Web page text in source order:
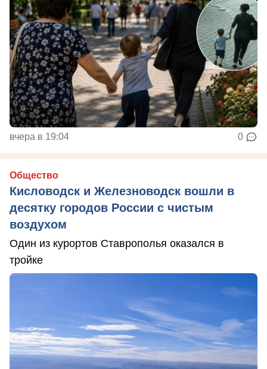
вчера в 19:04 0
Общество
Кисловодск и Железноводск вошли в
десятку городов России с чистым
воздухом
Один из курортов Ставрополья оказался в
тройке